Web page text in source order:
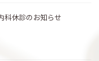
科休診のお知らせ